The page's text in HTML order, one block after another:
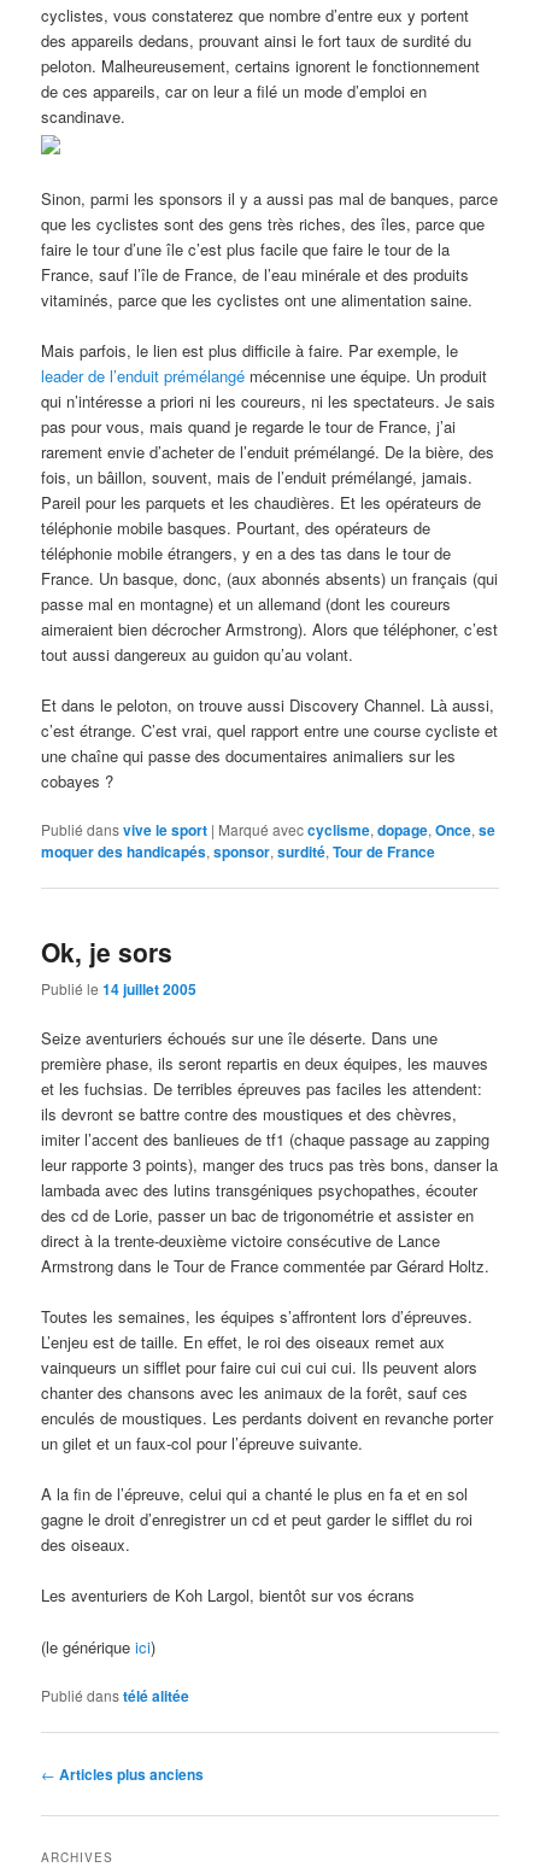
cyclistes, vous constaterez que nombre d’entre eux y portent
des appareils dedans, prouvant ainsi le fort taux de surdité du
peloton. Malheureusement, certains ignorent le fonctionnement
de ces appareils, car on leur a filé un mode d’emploi en
scandinave.
Sinon, parmi les sponsors il y a aussi pas mal de banques, parce
que les cyclistes sont des gens très riches, des îles, parce que
faire le tour d’une île c’est plus facile que faire le tour de la
France, sauf l’île de France, de l’eau minérale et des produits
vitaminés, parce que les cyclistes ont une alimentation saine.
Mais parfois, le lien est plus difficile à faire. Par exemple, le
leader de l’enduit prémélangé mécennise une équipe. Un produit
qui n’intéresse a priori ni les coureurs, ni les spectateurs. Je sais
pas pour vous, mais quand je regarde le tour de France, j’ai
rarement envie d’acheter de l’enduit prémélangé. De la bière, des
fois, un bâillon, souvent, mais de l’enduit prémélangé, jamais.
Pareil pour les parquets et les chaudières. Et les opérateurs de
téléphonie mobile basques. Pourtant, des opérateurs de
téléphonie mobile étrangers, y en a des tas dans le tour de
France. Un basque, donc, (aux abonnés absents) un français (qui
passe mal en montagne) et un allemand (dont les coureurs
aimeraient bien décrocher Armstrong). Alors que téléphoner, c’est
tout aussi dangereux au guidon qu’au volant.
Et dans le peloton, on trouve aussi Discovery Channel. Là aussi,
c’est étrange. C’est vrai, quel rapport entre une course cycliste et
une chaîne qui passe des documentaires animaliers sur les
cobayes ?
Publié dansvive le sport | Marqué aveccyclisme,dopage,Once,se
moquer des handicapés,sponsor,surdité,Tour de France
Ok, je sors
Publié le14 juillet 2005
Seize aventuriers échoués sur une île déserte. Dans une
première phase, ils seront repartis en deux équipes, les mauves
et les fuchsias. De terribles épreuves pas faciles les attendent:
ils devront se battre contre des moustiques et des chèvres,
imiter l’accent des banlieues de tf1 (chaque passage au zapping
leur rapporte 3 points), manger des trucs pas très bons, danser la
lambada avec des lutins transgéniques psychopathes, écouter
des cd de Lorie, passer un bac de trigonométrie et assister en
direct à la trente-deuxième victoire consécutive de Lance
Armstrong dans le Tour de France commentée par Gérard Holtz.
Toutes les semaines, les équipes s’affrontent lors d’épreuves.
L’enjeu est de taille. En effet, le roi des oiseaux remet aux
vainqueurs un sifflet pour faire cui cui cui cui. Ils peuvent alors
chanter des chansons avec les animaux de la forêt, sauf ces
enculés de moustiques. Les perdants doivent en revanche porter
un gilet et un faux-col pour l’épreuve suivante.
A la fin de l’épreuve, celui qui a chanté le plus en fa et en sol
gagne le droit d’enregistrer un cd et peut garder le sifflet du roi
des oiseaux.
Les aventuriers de Koh Largol, bientôt sur vos écrans
(le génériqueici)
Publié danstélé alitée
Navigation
articles
← Articles plus anciens
ARCHIVES